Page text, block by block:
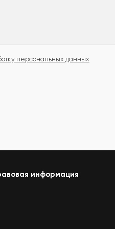
персональных данных
информация